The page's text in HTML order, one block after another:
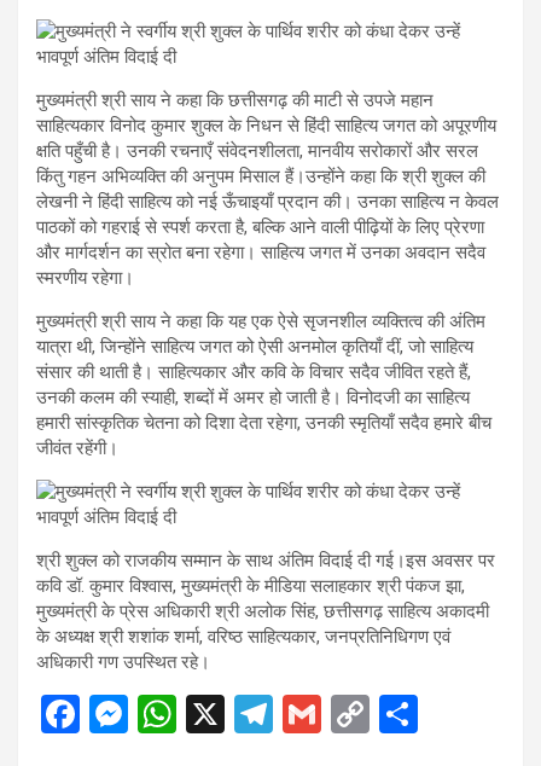
मुख्यमंत्री श्री साय ने कहा कि छत्तीसगढ़ की माटी से उपजे महान
साहित्यकार विनोद कुमार शुक्ल के निधन से हिंदी साहित्य जगत को अपूरणीय
क्षति पहुँची है। उनकी रचनाएँ संवेदनशीलता, मानवीय सरोकारों और सरल
किंतु गहन अभिव्यक्ति की अनुपम मिसाल हैं।उन्होंने कहा कि श्री शुक्ल की
लेखनी ने हिंदी साहित्य को नई ऊँचाइयाँ प्रदान की। उनका साहित्य न केवल
पाठकों को गहराई से स्पर्श करता है, बल्कि आने वाली पीढ़ियों के लिए प्रेरणा
और मार्गदर्शन का स्रोत बना रहेगा। साहित्य जगत में उनका अवदान सदैव
स्मरणीय रहेगा।
मुख्यमंत्री श्री साय ने कहा कि यह एक ऐसे सृजनशील व्यक्तित्व की अंतिम
यात्रा थी, जिन्होंने साहित्य जगत को ऐसी अनमोल कृतियाँ दीं, जो साहित्य
संसार की थाती है। साहित्यकार और कवि के विचार सदैव जीवित रहते हैं,
उनकी कलम की स्याही, शब्दों में अमर हो जाती है। विनोदजी का साहित्य
हमारी सांस्कृतिक चेतना को दिशा देता रहेगा, उनकी स्मृतियाँ सदैव हमारे बीच
जीवंत रहेंगी।
श्री शुक्ल को राजकीय सम्मान के साथ अंतिम विदाई दी गई।इस अवसर पर
कवि डॉ. कुमार विश्वास, मुख्यमंत्री के मीडिया सलाहकार श्री पंकज झा,
मुख्यमंत्री के प्रेस अधिकारी श्री अलोक सिंह, छत्तीसगढ़ साहित्य अकादमी
के अध्यक्ष श्री शशांक शर्मा, वरिष्ठ साहित्यकार, जनप्रतिनिधिगण एवं
अधिकारी गण उपस्थित रहे।
F
M W X
T
G
C